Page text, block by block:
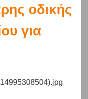
οδικής
για